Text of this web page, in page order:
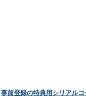
事前登録の特典用シリアル